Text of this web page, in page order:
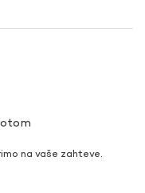
na vaše zahteve.